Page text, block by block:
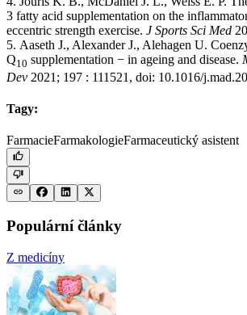
3 fatty acid supplementation on the
eccentric strength exercise. J Sports Sci Med
5. Aaseth J., Alexander J., Alehagen U.
Q10 supplementation −⁠ in ageing and disease.
Dev 2021; 197 : 111521, doi: 10.1016/
Tagy:
FarmacieFarmakologieFarmaceutický asistent
Populární články
Z medicíny